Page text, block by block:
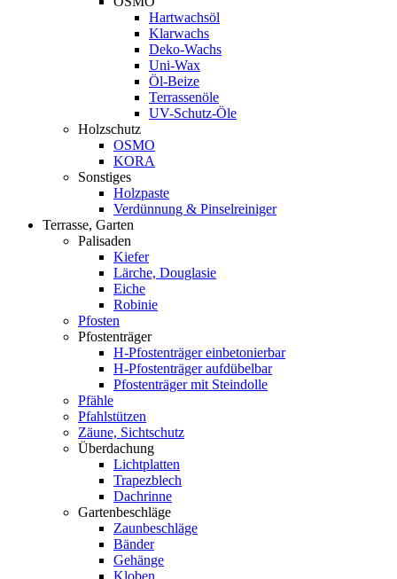
Hartwachsöl
Klarwachs
Deko-Wachs
Uni-Wax
Öl-Beize
Terrassenöle
UV-Schutz-Öle
Holzschutz
OSMO
KORA
Sonstiges
Holzpaste
Verdünnung & Pinselreiniger
Terrasse, Garten
Palisaden
Kiefer
Lärche, Douglasie
Eiche
Robinie
Pfosten
Pfostenträger
H-Pfostenträger einbetonierbar
H-Pfostenträger aufdübelbar
Pfostenträger mit Steindolle
Pfähle
Pfahlstützen
Zäune, Sichtschutz
Überdachung
Lichtplatten
Trapezblech
Dachrinne
Gartenbeschläge
Zaunbeschläge
Bänder
Gehänge
Kloben